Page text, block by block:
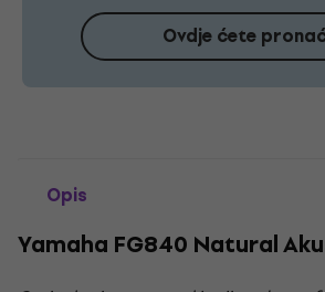
Ovdje ćete
Opis
Yamaha FG840 Natural